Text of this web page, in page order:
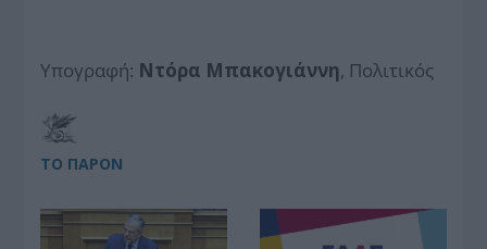
Υπογραφή: Ντόρα Μπακογιάννη, Πολιτικός
ΤΟ ΠΑΡΟΝ